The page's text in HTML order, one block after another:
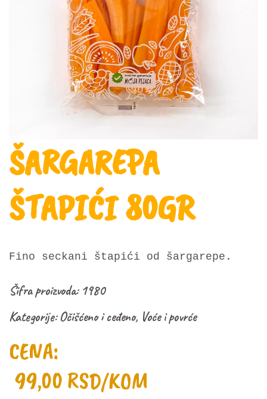
ŠARGAREPA
ŠTAPIĆI 80GR
Fino seckani štapići od šargarepe.
Šifra proizvoda: 1980
Kategorije:Očišćeno i ceđeno, Voće i povrće
CENA:
99,00 RSD/KOM